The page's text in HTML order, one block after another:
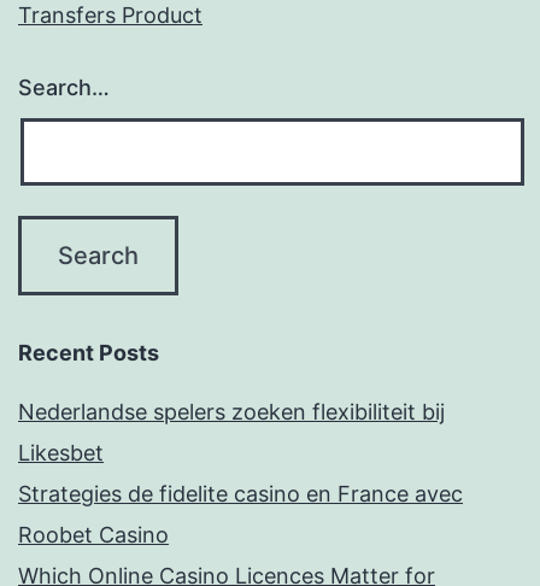
Transfers Product
Search…
Recent Posts
Nederlandse spelers zoeken flexibiliteit bij
Likesbet
Strategies de fidelite casino en France avec
Roobet Casino
Which Online Casino Licences Matter for